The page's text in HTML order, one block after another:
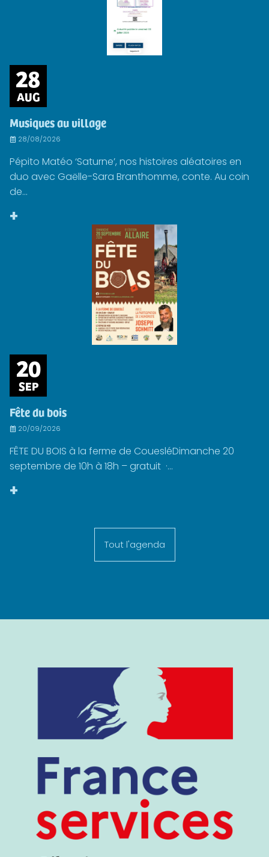
28
AUG
Musiques au village
28/08/2026
Pépito Matéo ‘Saturne’, nos histoires aléatoires en
duo avec Gaëlle-Sara Branthomme, conte. Au coin
de...
+
20
SEP
Fête du bois
20/09/2026
FÊTE DU BOIS à la ferme de CouesléDimanche 20
septembre de 10h à 18h – gratuit ·...
+
Tout l'agenda